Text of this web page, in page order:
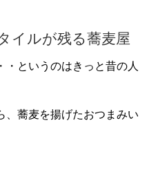
イルが残る蕎麦屋
・というのはきっと昔の人
、蕎麦を揚げたおつまみい